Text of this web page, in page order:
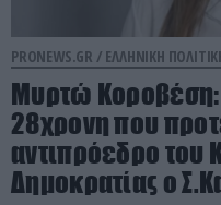
PRONEWS.GR / ΕΛΛΗΝΙΚΗ
Μυρτώ Κοροβέση:
28χρονη που
αντιπρόεδρο του
Δημοκρατίας ο